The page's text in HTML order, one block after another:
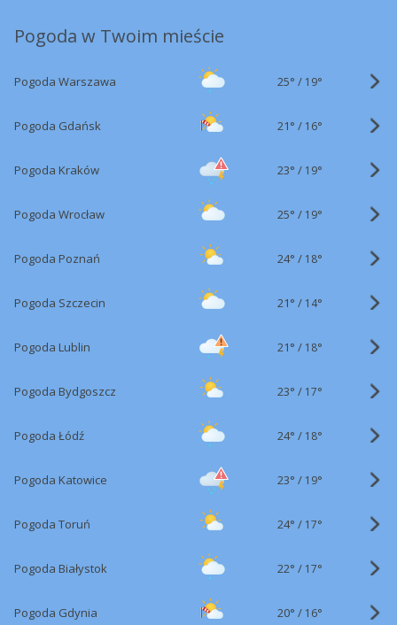
Pogoda w Twoim mieście
Pogoda Warszawa 25° / 19°
Pogoda Gdańsk 21° / 16°
Pogoda Kraków 23° / 19°
Pogoda Wrocław 25° / 19°
Pogoda Poznań 24° / 18°
Pogoda Szczecin 21° / 14°
Pogoda Lublin 21° / 18°
Pogoda Bydgoszcz 23° / 17°
Pogoda Łódź 24° / 18°
Pogoda Katowice 23° / 19°
Pogoda Toruń 24° / 17°
Pogoda Białystok 22° / 17°
Pogoda Gdynia 20° / 16°